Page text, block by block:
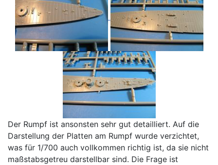
Der Rumpf ist ansonsten sehr gut detailliert. Auf die
Darstellung der Platten am Rumpf wurde verzichtet,
was für 1/700 auch vollkommen richtig ist, da sie nicht
maßstabsgetreu darstellbar sind. Die Frage ist